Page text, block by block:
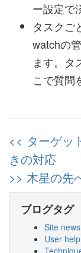
ー設定で
タスクご
watchの
ます。タ
こで質問
<< ターゲッ
きの対応
>> 木星の先
ブログタグ
Site news
User help